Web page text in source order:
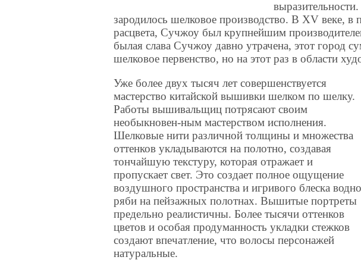
зародилось шелковое производство. В XV веке, в
расцвета, Сучжоу был крупнейшим
былая слава Сучжоу давно утрачена, этот город
шелковое первенство, но на этот раз в области
Уже более двух тысяч лет совершенствуется
мастерство китайской вышивки шелком по шелку.
Работы вышивальщиц потрясают своим
необыкновен-ным мастерством исполнения.
Шелковые нити различной толщины и множества
оттенков укладываются на полотно, создавая
тончайшую текстуру, которая отражает и
пропускает свет. Это создает полное ощущение
воздушного пространства и игривого блеска
ряби на пейзажных полотнах. Вышитые портреты
предельно реалистичны. Более тысячи оттенков
цветов и особая продуманность укладки стежков
создают впечатление, что волосы персонажей
натуральные.